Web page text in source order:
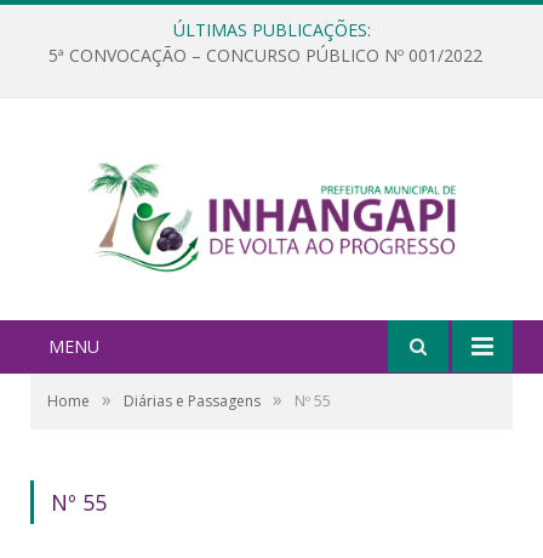
ÚLTIMAS PUBLICAÇÕES:
5ª CONVOCAÇÃO – CONCURSO PÚBLICO Nº 001/2022
MENU
Home » Diárias e Passagens » Nº 55
Nº 55